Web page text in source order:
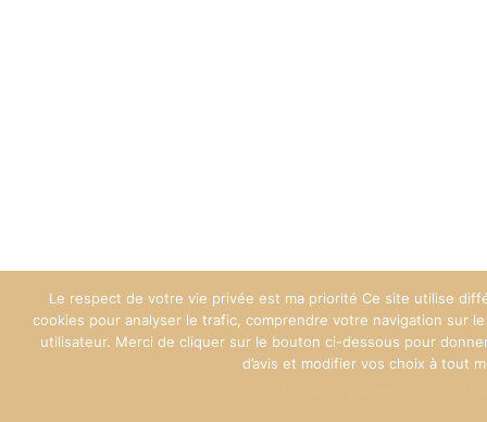
Le respect de votre vie privée est ma priorité Ce site utilise
cookies pour analyser le trafic, comprendre votre navigation sur
utilisateur. Merci de cliquer sur le bouton ci-dessous pour
d’avis et modifier vos choix à tout